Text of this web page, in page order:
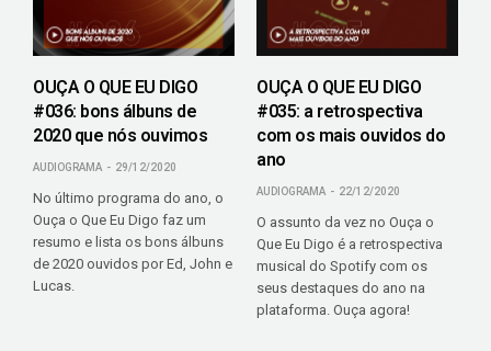
OUÇA O QUE EU DIGO
#036: bons álbuns de
2020 que nós ouvimos
AUDIOGRAMA 29/12/2020
No último programa do ano, o
Ouça o Que Eu Digo faz um
resumo e lista os bons álbuns
de 2020 ouvidos por Ed, John e
Lucas.
OUÇA O QUE EU DIGO
#035: a retrospectiva
com os mais ouvidos do
ano
AUDIOGRAMA 22/12/2020
O assunto da vez no Ouça o
Que Eu Digo é a retrospectiva
musical do Spotify com os
seus destaques do ano na
plataforma. Ouça agora!